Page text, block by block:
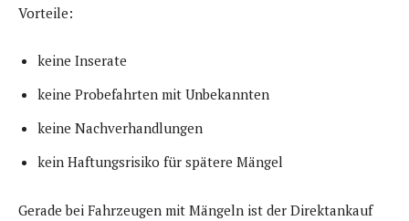
Vorteile:
keine Inserate
keine Probefahrten mit Unbekannten
keine Nachverhandlungen
kein Haftungsrisiko für spätere Mängel
Gerade bei Fahrzeugen mit Mängeln ist der Direktankauf